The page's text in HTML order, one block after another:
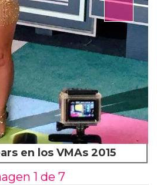
en los VMAs 2015
1 de 7